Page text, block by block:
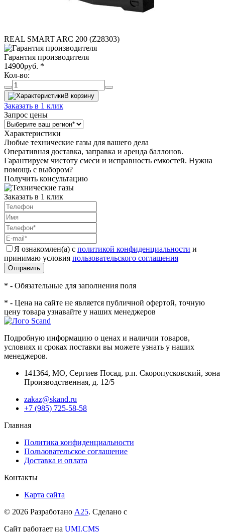
REAL SMART ARC 200 (Z28303)
Гарантия производителя
14900руб. *
Кол-во:
В корзину
Заказать в 1 клик
Запрос цены
Характеристики
Любые технические газы для вашего дела
Оперативная доставка, заправка и аренда баллонов.
Гарантируем чистоту смеси и исправность емкостей. Нужна
помощь с выбором?
Получить консультацию
Заказать в 1 клик
Я ознакомлен(а) с политикой конфиденциальности и
принимаю условия пользовательского соглашения
Отправить
* - Обязательные для заполнения поля
* - Цена на сайте не является публичной офертой, точную
цену товара узнавайте у наших менеджеров
Подробную информацию о ценах и наличии товаров,
условиях и сроках поставки вы можете узнать у наших
менеджеров.
141364, МО, Сергиев Посад, р.п. Скоропусковский, зона
Производственная, д. 12/5
zakaz@skand.ru
+7 (985) 725-58-58
Главная
Политика конфиденциальности
Пользовательское соглашение
Доставка и оплата
Контакты
Карта сайта
© 2026 Разработано А25. Сделано с
Сайт работает на UMI.CMS